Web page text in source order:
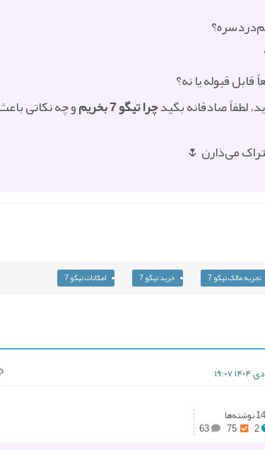
قبوله یا نه؟
لطفاً صادقانه بگیدچرا تیگو 7 بخریم و چه نکاتی
می‌ذارن 🌷
تجربه مالک تیگو 7 خرید تیگو 7 امکانات تیگو 7
2
75
63